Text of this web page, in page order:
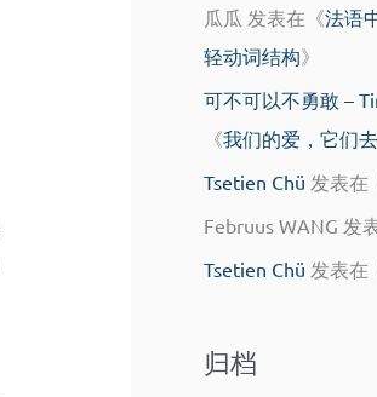
瓜瓜 发表在《法语
轻动词结构》
可不可以不勇敢 –
《我们的爱，它们
Tsetien Chü 发表在
Februus WANG 发
Tsetien Chü 发表在
归档